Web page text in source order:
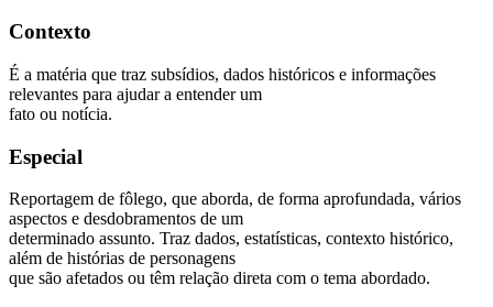
Contexto
É a matéria que traz subsídios, dados históricos e informações
relevantes para ajudar a entender um
fato ou notícia.
Especial
Reportagem de fôlego, que aborda, de forma aprofundada, vários
aspectos e desdobramentos de um
determinado assunto. Traz dados, estatísticas, contexto histórico,
além de histórias de personagens
que são afetados ou têm relação direta com o tema abordado.